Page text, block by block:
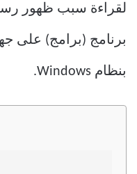
لقراءة سبب ظهور
برنامج (برامج) على
بنظام Windows.